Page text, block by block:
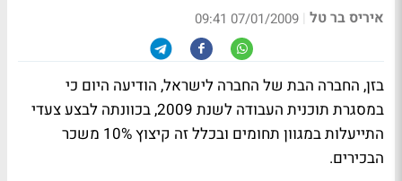
איריס בר טל |
07/01/2009 09:41
בזן, החברה הבת של החברה לישראל, הודיעה היום כי
במסגרת תוכנית העבודה לשנת 2009, בכוונתה לבצע צעדי
התייעלות במגוון תחומים ובכלל זה קיצוץ 10% משכר
הבכירים.